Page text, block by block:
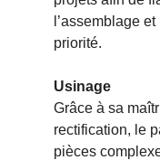
l’assemblage
priorité.
Usinage
Grâce à sa
rectification, le
pièces